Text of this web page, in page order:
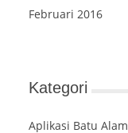
Februari 2016
Kategori
Aplikasi Batu Alam